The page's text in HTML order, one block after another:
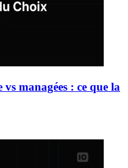
managées : ce que la